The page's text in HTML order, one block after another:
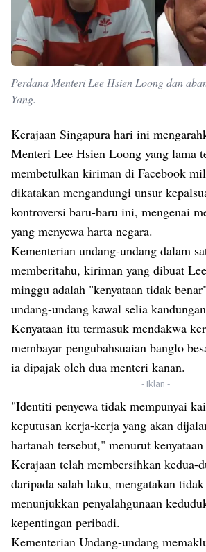
Perdana Menteri Lee Hsien Loong dan
Yang.
Kerajaan Singapura hari ini
Menteri Lee Hsien Loong yang lama
membetulkan kiriman di Facebook
dikatakan mengandungi unsur
kontroversi baru-baru ini, mengenai
yang menyewa harta negara.
Kementerian undang-undang dalam
memberitahu, kiriman yang dibuat
minggu adalah "kenyataan tidak
undang-undang kawal selia
Kenyataan itu termasuk mendakwa
membayar pengubahsuaian banglo
ia dipajak oleh dua menteri kanan.
- Iklan -
"Identiti penyewa tidak mempunyai
keputusan kerja-kerja yang akan
hartanah tersebut," menurut
Kerajaan telah membersihkan kedua-
daripada salah laku, mengatakan
menunjukkan penyalahgunaan
kepentingan peribadi.
Kementerian Undang-undang